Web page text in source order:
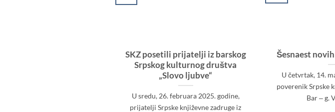
SKZ posetili prijatelji iz barskog
Srpskog kulturnog društva
„Slovo ljubve“
U sredu, 26. februara 2025. godine,
prijatelji Srpske književne zadruge iz
Šesnaest
U četvrtak, 14.
poverenik Srpske
Bar ‒ g.